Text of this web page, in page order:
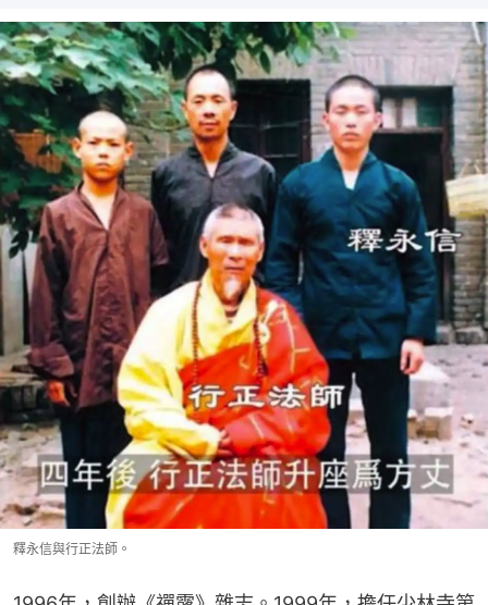
釋永信與行正法師。